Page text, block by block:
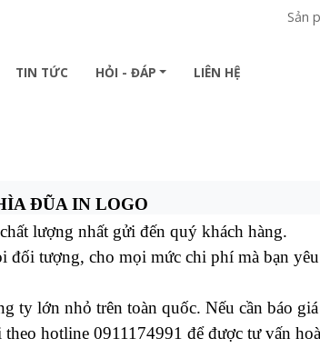
Sản
TIN TỨC HỎI - ĐÁP LIÊN HỆ
ĐŨA IN LOGO
lượng nhất gửi đến quý khách hàng.
tượng, cho mọi mức chi phí mà bạn
ty lớn nhỏ trên toàn quốc. Nếu cần báo
hotline 0911174991 để được tư vấn